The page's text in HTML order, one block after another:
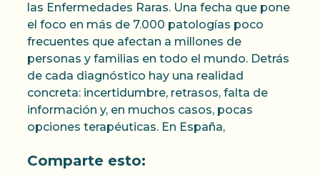
las Enfermedades Raras. Una fecha que pone
el foco en más de 7.000 patologías poco
frecuentes que afectan a millones de
personas y familias en todo el mundo. Detrás
de cada diagnóstico hay una realidad
concreta: incertidumbre, retrasos, falta de
información y, en muchos casos, pocas
opciones terapéuticas. En España,
Comparte esto: